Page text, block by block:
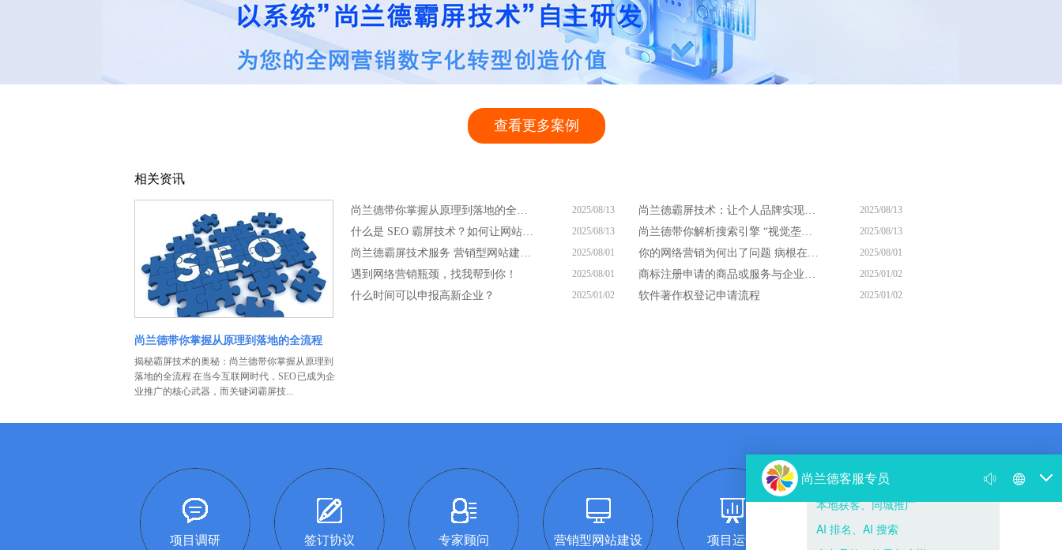
查看更多案例
相关资讯
尚兰德带你掌握从原理到落地的全流程
揭秘霸屏技术的奥秘：尚兰德带你掌握从原理到
落地的全流程 在当今互联网时代，SEO 已成为企
业推广的核心武器，而关键词霸屏技...
尚兰德带你掌握从原理到落地的全流程 2025/08/13 尚兰德霸屏技术：让个人品牌实现搜索引擎 视觉垄断 2025/08/13
什么是 SEO 霸屏技术？如何让网站凭此脱颖而出？ 2025/08/13 尚兰德带你解析搜索引擎 “视觉垄断” 的核心逻辑 2025/08/13
尚兰德霸屏技术服务 营销型网站建设服务商 2025/08/01 你的网络营销为何出了问题 病根在思想上 2025/08/01
遇到网络营销瓶颈，找我帮到你！ 2025/08/01 商标注册申请的商品或服务与企业经营范围一样吗 2025/01/02
什么时间可以申报高新企业？ 2025/01/02 软件著作权登记申请流程 2025/01/02
项目调研 签订协议 专家顾问 营销型网站建设 项目运营